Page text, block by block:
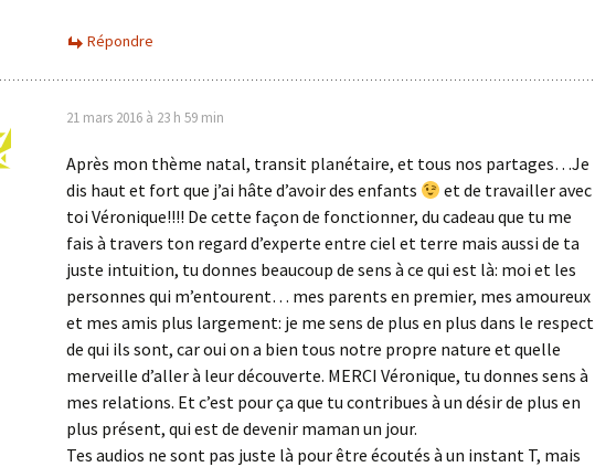
Répondre
21 mars 2016 à 23 h 59 min
Après mon thème natal, transit planétaire, et tous nos partages…Je
dis haut et fort que j’ai hâte d’avoir des enfants
et de travailler avec
toi Véronique!!!! De cette façon de fonctionner, du cadeau que tu me
fais à travers ton regard d’experte entre ciel et terre mais aussi de ta
juste intuition, tu donnes beaucoup de sens à ce qui est là: moi et les
personnes qui m’entourent… mes parents en premier, mes amoureux
et mes amis plus largement: je me sens de plus en plus dans le respect
de qui ils sont, car oui on a bien tous notre propre nature et quelle
merveille d’aller à leur découverte. MERCI Véronique, tu donnes sens à
mes relations. Et c’est pour ça que tu contribues à un désir de plus en
plus présent, qui est de devenir maman un jour.
Tes audios ne sont pas juste là pour être écoutés à un instant T, mais